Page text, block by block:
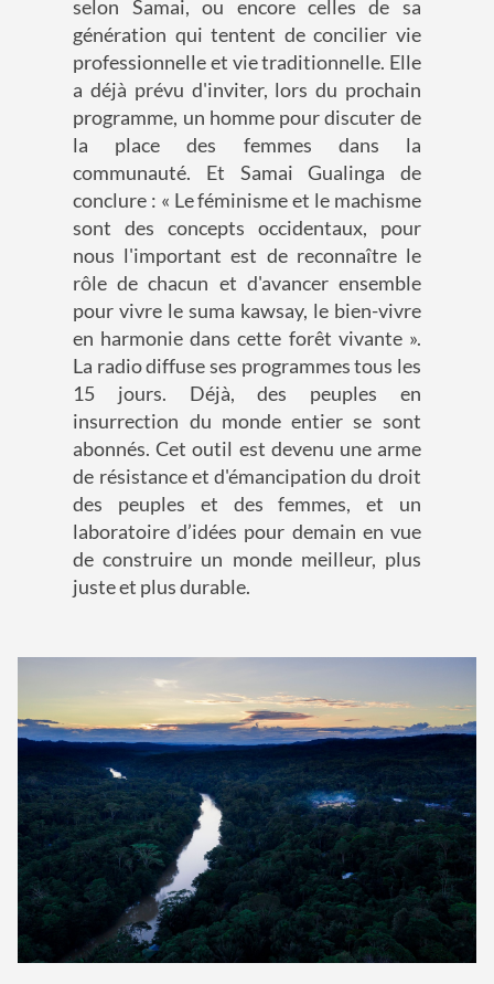
selon Samai, ou encore celles de sa
génération qui tentent de concilier vie
professionnelle et vie traditionnelle. Elle
a déjà prévu d'inviter, lors du prochain
programme, un homme pour discuter de
la place des femmes dans la
communauté. Et Samai Gualinga de
conclure : « Le féminisme et le machisme
sont des concepts occidentaux, pour
nous l'important est de reconnaître le
rôle de chacun et d'avancer ensemble
pour vivre le suma kawsay, le bien-vivre
en harmonie dans cette forêt vivante ».
La radio diffuse ses programmes tous les
15 jours. Déjà, des peuples en
insurrection du monde entier se sont
abonnés. Cet outil est devenu une arme
de résistance et d'émancipation du droit
des peuples et des femmes, et un
laboratoire d’idées pour demain en vue
de construire un monde meilleur, plus
juste et plus durable.